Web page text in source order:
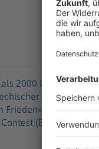
2000 Lieder
Wein», «Ein
Frieden», der ihm
(ESC)